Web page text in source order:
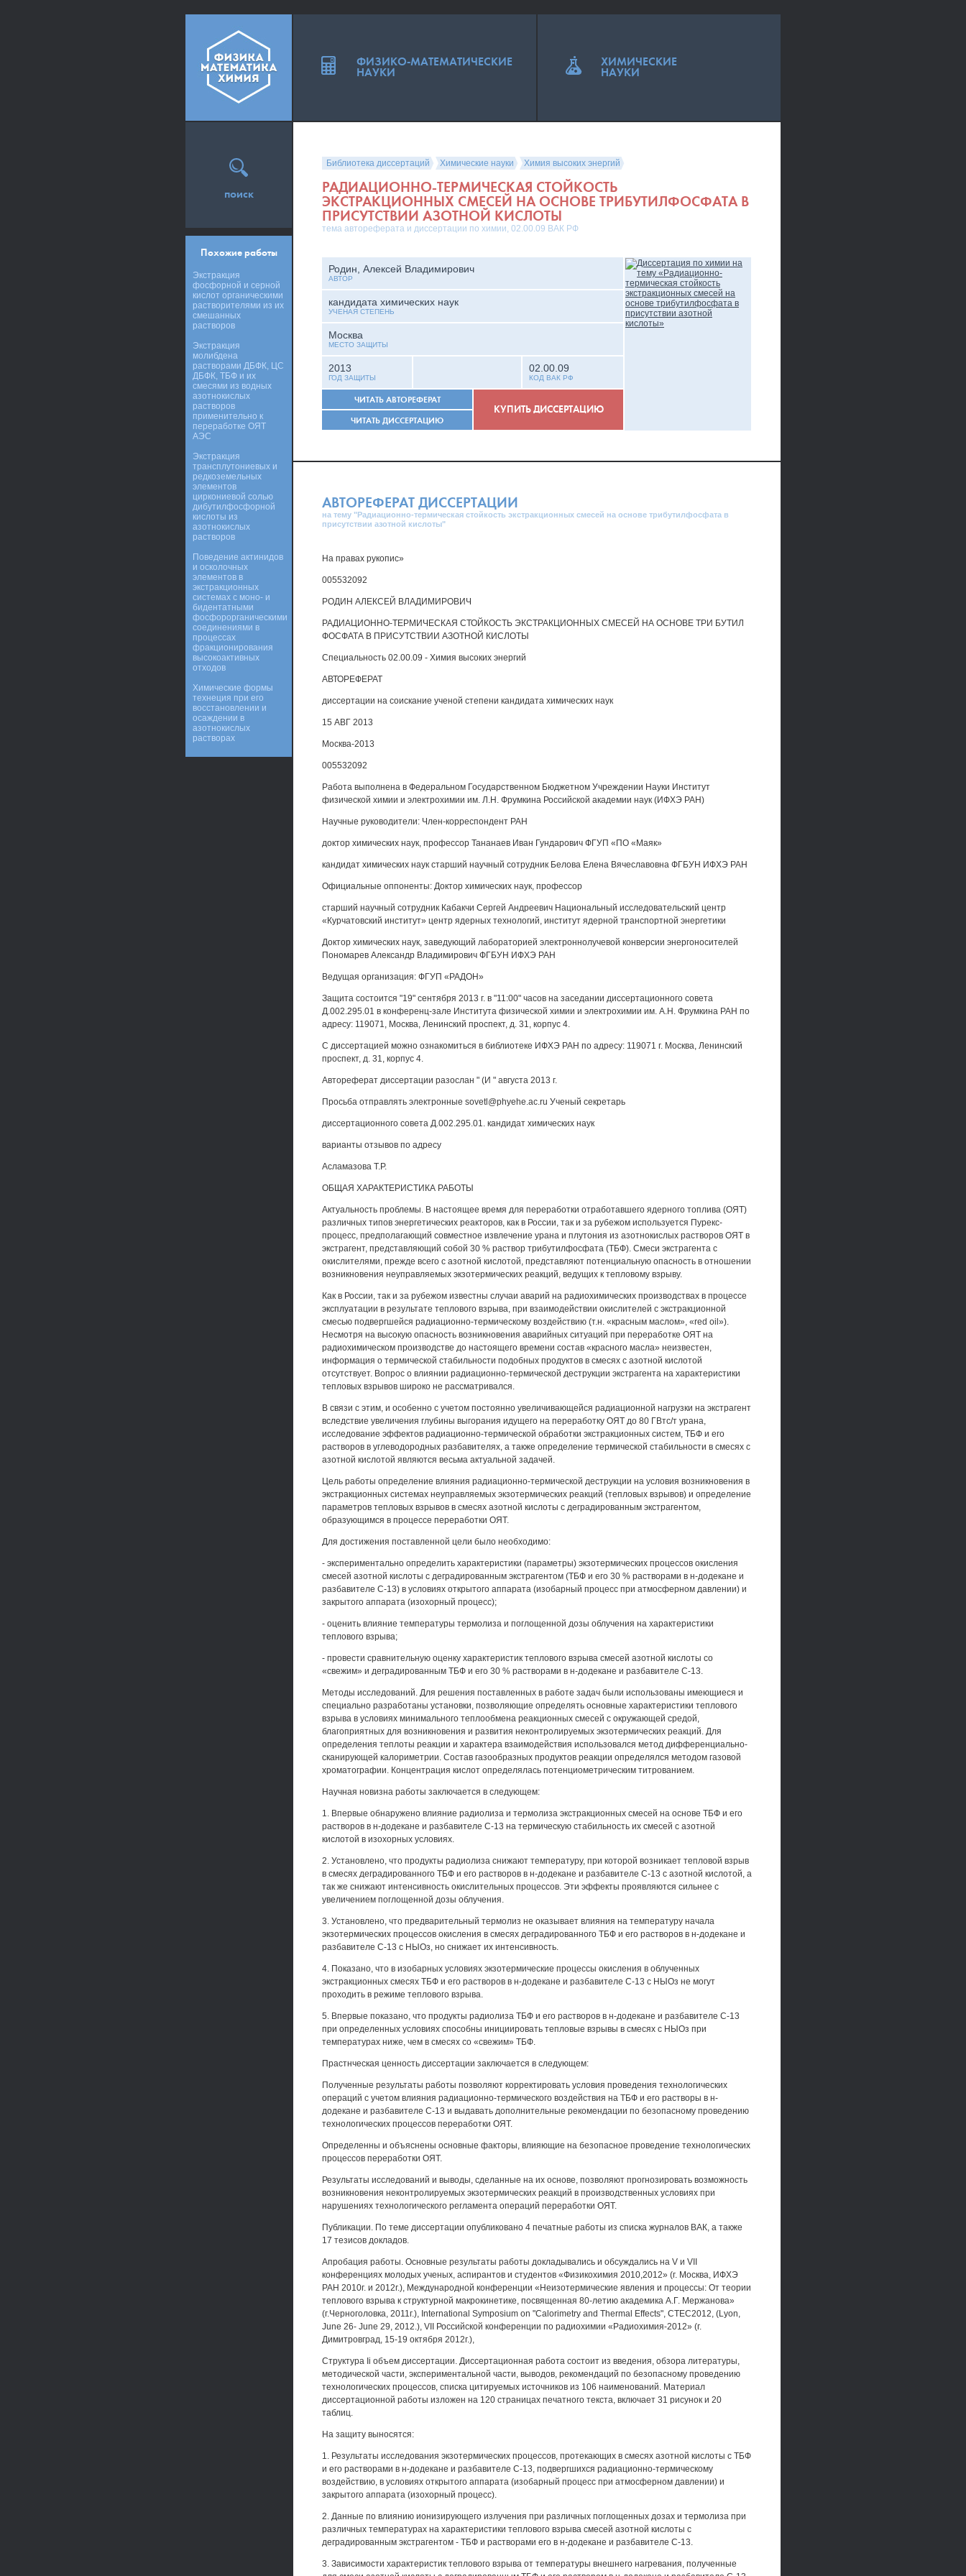
Библиотека диссертаций Химические науки Химия высоких энергий
РАДИАЦИОННО-ТЕРМИЧЕСКАЯ СТОЙКОСТЬ
ЭКСТРАКЦИОННЫХ СМЕСЕЙ НА ОСНОВЕ ТРИБУТИЛФОСФАТА В
ПРИСУТСТВИИ АЗОТНОЙ КИСЛОТЫ
тема автореферата и диссертации по химии, 02.00.09 ВАК РФ
Родин, Алексей Владимирович
АВТОР
кандидата химических наук
УЧЕНАЯ СТЕПЕНЬ
Москва
МЕСТО ЗАЩИТЫ
2013
ГОД ЗАЩИТЫ
02.00.09
КОД ВАК РФ
ЧИТАТЬ АВТОРЕФЕРАТ
ЧИТАТЬ ДИССЕРТАЦИЮ
КУПИТЬ ДИССЕРТАЦИЮ
АВТОРЕФЕРАТ ДИССЕРТАЦИИ
на тему "Радиационно-термическая стойкость экстракционных смесей на основе трибутилфосфата в
присутствии азотной кислоты"
На правах рукопис»
005532092
РОДИН АЛЕКСЕЙ ВЛАДИМИРОВИЧ
РАДИАЦИОННО-ТЕРМИЧЕСКАЯ СТОЙКОСТЬ ЭКСТРАКЦИОННЫХ СМЕСЕЙ НА ОСНОВЕ ТРИ БУТИЛ
ФОСФАТА В ПРИСУТСТВИИ АЗОТНОЙ КИСЛОТЫ
Специальность 02.00.09 - Химия высоких энергий
АВТОРЕФЕРАТ
диссертации на соискание ученой степени кандидата химических наук
15 АВГ 2013
Москва-2013
005532092
Работа выполнена в Федеральном Государственном Бюджетном Учреждении Науки Институт
физической химии и электрохимии им. Л.Н. Фрумкина Российской академии наук (ИФХЭ РАН)
Научные руководители: Член-корреспондент РАН
доктор химических наук, профессор Тананаев Иван Гундарович ФГУП «ПО «Маяк»
кандидат химических наук старший научный сотрудник Белова Елена Вячеславовна ФГБУН ИФХЭ РАН
Официальные оппоненты: Доктор химических наук, профессор
старший научный сотрудник Кабакчи Сергей Андреевич Национальный исследовательский центр
«Курчатовский институт» центр ядерных технологий, институт ядерной транспортной энергетики
Доктор химических наук, заведующий лабораторией электроннолучевой конверсии энергоносителей
Пономарев Александр Владимирович ФГБУН ИФХЭ РАН
Ведущая организация: ФГУП «РАДОН»
Защита состоится "19" сентября 2013 г. в "11:00" часов на заседании диссертационного совета
Д.002.295.01 в конференц-зале Института физической химии и электрохимии им. А.Н. Фрумкина РАН по
адресу: 119071, Москва, Ленинский проспект, д. 31, корпус 4.
С диссертацией можно ознакомиться в библиотеке ИФХЭ РАН по адресу: 119071 г. Москва, Ленинский
проспект, д. 31, корпус 4.
Автореферат диссертации разослан " (И " августа 2013 г.
Просьба отправлять электронные sovetl@phyehe.ac.ru Ученый секретарь
диссертационного совета Д.002.295.01. кандидат химических наук
варианты отзывов по адресу
Асламазова Т.Р.
ОБЩАЯ ХАРАКТЕРИСТИКА РАБОТЫ
Актуальность проблемы. В настоящее время для переработки отработавшего ядерного топлива (ОЯТ)
различных типов энергетических реакторов, как в России, так и за рубежом используется Пурекс-
процесс, предполагающий совместное извлечение урана и плутония из азотнокислых растворов ОЯТ в
экстрагент, представляющий собой 30 % раствор трибутилфосфата (ТБФ). Смеси экстрагента с
окислителями, прежде всего с азотной кислотой, представляют потенциальную опасность в отношении
возникновения неуправляемых экзотермических реакций, ведущих к тепловому взрыву.
Как в России, так и за рубежом известны случаи аварий на радиохимических производствах в процессе
эксплуатации в результате теплового взрыва, при взаимодействии окислителей с экстракционной
смесью подвергшейся радиационно-термическому воздействию (т.н. «красным маслом», «red oil»).
Несмотря на высокую опасность возникновения аварийных ситуаций при переработке ОЯТ на
радиохимическом производстве до настоящего времени состав «красного масла» неизвестен,
информация о термической стабильности подобных продуктов в смесях с азотной кислотой
отсутствует. Вопрос о влиянии радиационно-термической деструкции экстрагента на характеристики
тепловых взрывов широко не рассматривался.
В связи с этим, и особенно с учетом постоянно увеличивающейся радиационной нагрузки на экстрагент
вследствие увеличения глубины выгорания идущего на переработку ОЯТ до 80 ГВтс/т урана,
исследование эффектов радиационно-термической обработки экстракционных систем, ТБФ и его
растворов в углеводородных разбавителях, а также определение термической стабильности в смесях с
азотной кислотой являются весьма актуальной задачей.
Цель работы определение влияния радиационно-термической деструкции на условия возникновения в
экстракционных системах неуправляемых экзотермических реакций (тепловых взрывов) и определение
параметров тепловых взрывов в смесях азотной кислоты с деградированным экстрагентом,
образующимся в процессе переработки ОЯТ.
Для достижения поставленной цели было необходимо:
- экспериментально определить характеристики (параметры) экзотермических процессов окисления
смесей азотной кислоты с деградированным экстрагентом (ТБФ и его 30 % растворами в н-додекане и
разбавителе С-13) в условиях открытого аппарата (изобарный процесс при атмосферном давлении) и
закрытого аппарата (изохорный процесс);
- оценить влияние температуры термолиза и поглощенной дозы облучения на характеристики
теплового взрыва;
- провести сравнительную оценку характеристик теплового взрыва смесей азотной кислоты со
«свежим» и деградированным ТБФ и его 30 % растворами в н-додекане и разбавителе С-13.
Методы исследований. Для решения поставленных в работе задач были использованы имеющиеся и
специально разработаны установки, позволяющие определять основные характеристики теплового
взрыва в условиях минимального теплообмена реакционных смесей с окружающей средой,
благоприятных для возникновения и развития неконтролируемых экзотермических реакций. Для
определения теплоты реакции и характера взаимодействия использовался метод дифференциально-
сканирующей калориметрии. Состав газообразных продуктов реакции определялся методом газовой
хроматографии. Концентрация кислот определялась потенциометрическим титрованием.
Научная новизна работы заключается в следующем:
1. Впервые обнаружено влияние радиолиза и термолиза экстракционных смесей на основе ТБФ и его
растворов в н-додекане и разбавителе С-13 на термическую стабильность их смесей с азотной
кислотой в изохорных условиях.
2. Установлено, что продукты радиолиза снижают температуру, при которой возникает тепловой взрыв
в смесях деградированного ТБФ и его растворов в н-додекане и разбавителе С-13 с азотной кислотой, а
так же снижают интенсивность окислительных процессов. Эти эффекты проявляются сильнее с
увеличением поглощенной дозы облучения.
3. Установлено, что предварительный термолиз не оказывает влияния на температуру начала
экзотермических процессов окисления в смесях деградированного ТБФ и его растворов в н-додекане и
разбавителе С-13 с НЫОз, но снижает их интенсивность.
4. Показано, что в изобарных условиях экзотермические процессы окисления в облученных
экстракционных смесях ТБФ и его растворов в н-додекане и разбавителе С-13 с НЫОз не могут
проходить в режиме теплового взрыва.
5. Впервые показано, что продукты радиолиза ТБФ и его растворов в н-додекане и разбавителе С-13
при определенных условиях способны инициировать тепловые взрывы в смесях с НЫОз при
температурах ниже, чем в смесях со «свежим» ТБФ.
Прастнческая ценность диссертации заключается в следующем:
Полученные результаты работы позволяют корректировать условия проведения технологических
операций с учетом влияния радиационно-термического воздействия на ТБФ и его растворы в н-
додекане и разбавителе С-13 и выдавать дополнительные рекомендации по безопасному проведению
технологических процессов переработки ОЯТ.
Определенны и объяснены основные факторы, влияющие на безопасное проведение технологических
процессов переработки ОЯТ.
Результаты исследований и выводы, сделанные на их основе, позволяют прогнозировать возможность
возникновения неконтролируемых экзотермических реакций в производственных условиях при
нарушениях технологического регламента операций переработки ОЯТ.
Публикации. По теме диссертации опубликовано 4 печатные работы из списка журналов ВАК, а также
17 тезисов докладов.
Апробация работы. Основные результаты работы докладывались и обсуждались на V и VII
конференциях молодых ученых, аспирантов и студентов «Физикохимия 2010,2012» (г. Москва, ИФХЭ
РАН 2010г. и 2012г.), Международной конференции «Неизотермические явления и процессы: От теории
теплового взрыва к структурной макрокинетике, посвященная 80-летию академика А.Г. Мержанова»
(г.Черноголовка, 2011г.), International Symposium on "Calorimetry and Thermal Effects", CTEC2012, (Lyon,
June 26- June 29, 2012.), VII Российской конференции по радиохимии «Радиохимия-2012» (г.
Димитровград, 15-19 октября 2012г.),
Структура Ii объем диссертации. Диссертационная работа состоит из введения, обзора литературы,
методической части, экспериментальной части, выводов, рекомендаций по безопасному проведению
технологических процессов, списка цитируемых источников из 106 наименований. Материал
диссертационной работы изложен на 120 страницах печатного текста, включает 31 рисунок и 20
таблиц.
На защиту выносятся:
1. Результаты исследования экзотермических процессов, протекающих в смесях азотной кислоты с ТБФ
и его растворами в н-додекане и разбавителе С-13, подвергшихся радиационно-термическому
воздействию, в условиях открытого аппарата (изобарный процесс при атмосферном давлении) и
закрытого аппарата (изохорный процесс).
2. Данные по влиянию ионизирующего излучения при различных поглощенных дозах и термолиза при
различных температурах на характеристики теплового взрыва смесей азотной кислоты с
деградированным экстрагентом - ТБФ и растворами его в н-додекане и разбавителе С-13.
3. Зависимости характеристик теплового взрыва от температуры внешнего нагревания, полученные
поиск
Похожие работы
Экстракция
фосфорной и серной
кислот органическими
растворителями из их
смешанных
растворов
Экстракция
молибдена
растворами ДБФК, ЦС
ДБФК, ТБФ и их
смесями из водных
азотнокислых
растворов
применительно к
переработке ОЯТ
АЭС
Экстракция
трансплутониевых и
редкоземельных
элементов
циркониевой солью
дибутилфосфорной
кислоты из
азотнокислых
растворов
Поведение актинидов
и осколочных
элементов в
экстракционных
системах с моно- и
бидентатными
фосфорорганическими
соединениями в
процессах
фракционирования
высокоактивных
отходов
Химические формы
технеция при его
восстановлении и
осаждении в
азотнокислых
растворах
ФИЗИКО-МАТЕМАТИЧЕСКИЕ
НАУКИ
ХИМИЧЕСКИЕ
НАУКИ